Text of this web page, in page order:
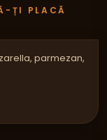
ȚI PLACĂ
parmezan,